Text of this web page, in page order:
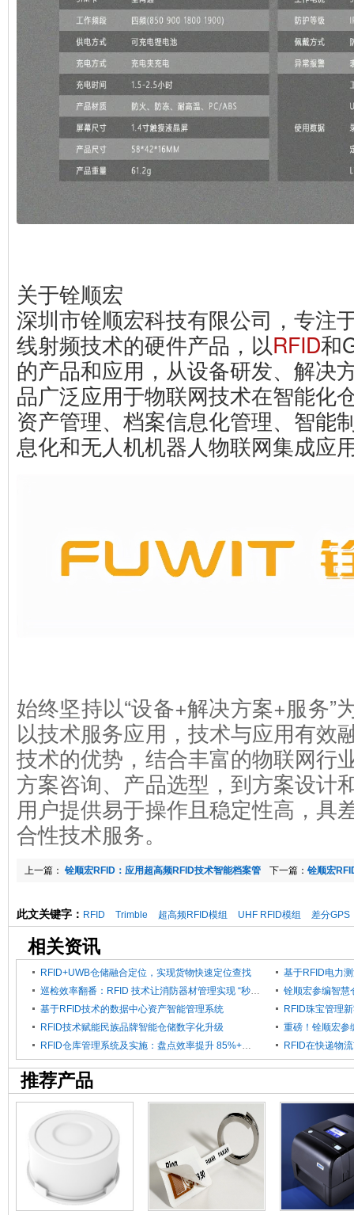
关于铨顺宏
深圳市铨顺宏科技有限公司，专注
线射频技术的硬件产品，以RFID和
的产品和应用，从设备研发、解决
品广泛应用于物联网技术在智能化
资产管理、档案信息化管理、智能
息化和无人机机器人物联网集成应
始终坚持以“设备+解决方案+服务”
以技术服务应用，技术与应用有效
技术的优势，结合丰富的物联网行
方案咨询、产品选型，到方案设计
用户提供易于操作且稳定性高，具
合性技术服务。
下一篇： 铨顺宏
上一篇： 铨顺宏RFID：应用超高频RFID技术智能档案管
此文关键字： RFID Trimble 超高频RFID模组 UHF RFID模组 差分GPS
相关资讯
RFID+UWB仓储融合定位，实现货物快速定位查找
基于RFID技术的数据中心资产智能管理系统
RFID珠宝管理
RFID技术赋能民族品牌智能仓储数字化升级
RFID在快递物
推荐产品